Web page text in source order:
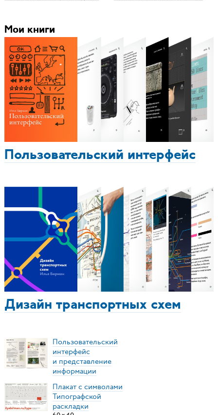
Мои книги
Пользовательский интерфейс
Дизайн транспортных схем
Пользовательский
интерфейс
и представление
информации
Плакат с символами
Типографской
раскладки